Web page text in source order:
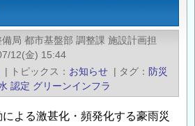
局 都市基盤部 調整課 施設計画担
12(金) 15:44
| トピックス お知らせ | タグ
防災
認定 グリーンインフラ
よる激甚化・頻発化する豪雨災